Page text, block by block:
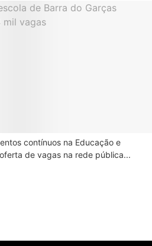
contínuos na Educação e
de vagas na rede pública...